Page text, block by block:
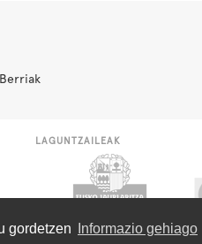
gordetzen Informazio gehiago
Berriak
LAGUNTZAILEAK